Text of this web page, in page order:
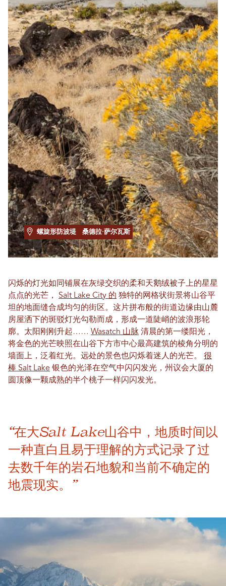
螺旋形防波堤 桑德拉·萨尔瓦斯
闪烁的灯光如同铺展在灰绿交织的柔和天鹅绒被子上的星星
点点的光芒， Salt Lake City 的 独特的网格状街景将山谷平
坦的地面缝合成均匀的街区。这片拼布般的街道边缘由山麓
房屋洒下的斑驳灯光勾勒而成，形成一道陡峭的波浪形轮
廓。太阳刚刚升起…… Wasatch 山脉 清晨的第一缕阳光，
将金色的光芒映照在山谷下方市中心最高建筑的棱角分明的
墙面上，泛着红光。远处的景色也闪烁着迷人的光芒。 很
棒 Salt Lake 银色的光泽在空气中闪闪发光，州议会大厦的
圆顶像一颗成熟的半个桃子一样闪闪发光。
“在大Salt Lake山谷中，地质时间以
一种直白且易于理解的方式记录了过
去数千年的岩石地貌和当前不确定的
地震现实。”